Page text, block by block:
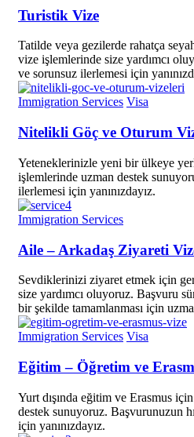
Turistik Vize
Tatilde veya gezilerde rahatça
vize işlemlerinde size yardımcı
ve sorunsuz ilerlemesi için
Immigration Services Visa
Nitelikli Göç ve Oturum
Yeteneklerinizle yeni bir ülkeye
işlemlerinde uzman destek
ilerlemesi için yanınızdayız.
Immigration Services
Aile – Arkadaş Ziyareti
Sevdiklerinizi ziyaret etmek için
size yardımcı oluyoruz. Başvuru
bir şekilde tamamlanması için
Immigration Services Visa
Eğitim – Öğretim ve
Yurt dışında eğitim ve Erasmus
destek sunuyoruz. Başvurunuzun
için yanınızdayız.